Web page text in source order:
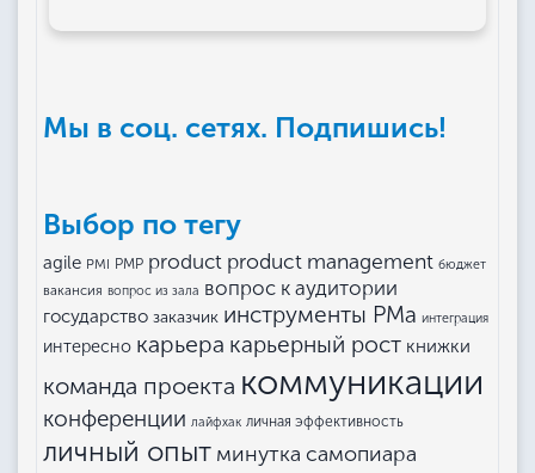
Мы в соц. сетях. Подпишись!
Выбор по тегу
agile PMI PMP product product management бюджет
вакансия вопрос из зала вопрос к аудитории
государство заказчик инструменты РМа интеграция
интересно карьера карьерный рост книжки
команда проекта коммуникации
конференции лайфхак личная эффективность
личный опыт минутка самопиара